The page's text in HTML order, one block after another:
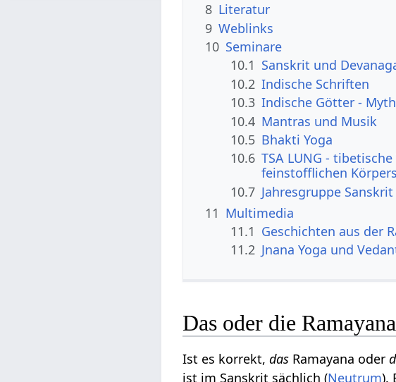
8 Literatur
9 Weblinks
10 Seminare
10.1 Sanskrit und
10.2 Indische Schriften
10.3 Indische Götter -
10.4 Mantras und Musik
10.5 Bhakti Yoga
10.6 TSA LUNG -
feinstofflichen Körpers
10.7 Jahresgruppe
11 Multimedia
11.1 Geschichten aus der
11.2 Jnana Yoga und
Das oder die
Ist es korrekt,das Ramayana oder
ist im Sanskrit sächlich (Neutrum).